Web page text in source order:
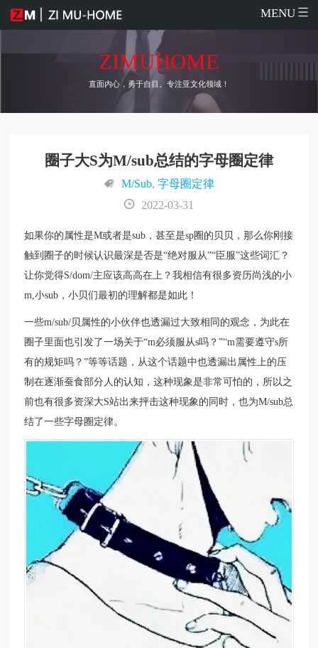
MENU
ZIMUHOME
直面内心，勇于自目。专注亚文化领域！
圈子大S为M/sub总结的字母圈定律
M/Sub, 字母圈定律
2022-03-31
如果你的属性是M或者是sub，甚至是sp圈的贝贝，那么你刚接
触到圈子的时候认识最深是否是“绝对服从”“臣服”这些词汇？
让你觉得S/dom/主应该高高在上？我相信有很多资历尚浅的小
m,小sub，小贝们最初的理解都是如此！
一些m/sub/贝属性的小伙伴也透漏过大致相同的观念，为此在
圈子里面也引发了一场关于“m必须服从s吗？”“m需要遵守s所
有的规矩吗？”等等话题，从这个话题中也透漏出属性上的压
制在逐渐蚕食部分人的认知，这种现象是非常可怕的，所以之
前也有很多资深大S站出来抨击这种现象的同时，也为M/sub总
结了一些字母圈定律。